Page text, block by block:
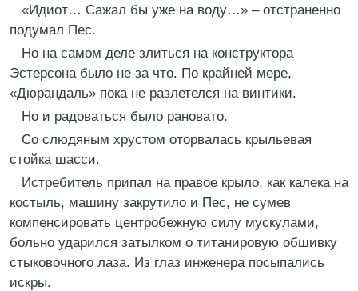
«Идиот… Сажал бы уже на воду…» – отстраненно
подумал Пес.
Но на самом деле злиться на конструктора
Эстерсона было не за что. По крайней мере,
«Дюрандаль» пока не разлетелся на винтики.
Но и радоваться было рановато.
Со слюдяным хрустом оторвалась крыльевая
стойка шасси.
Истребитель припал на правое крыло, как калека на
костыль, машину закрутило и Пес, не сумев
компенсировать центробежную силу мускулами,
больно ударился затылком о титанировую обшивку
стыковочного лаза. Из глаз инженера посыпались
искры.